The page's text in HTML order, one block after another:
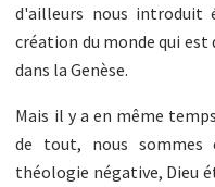
d'ailleurs nous introduit
création du monde qui est
dans la Genèse.
Mais il y a en même
de tout, nous sommes
théologie négative, Dieu